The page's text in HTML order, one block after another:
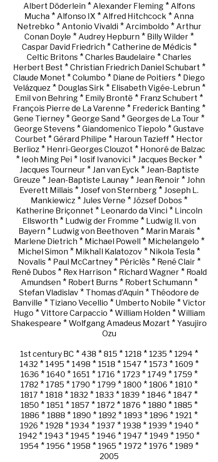
Albert Döderlein* Alexander Fleming* Alfons
Mucha * Alfonso IX * Alfred Hitchcock * Anna
Netrebko * Antonio Vivaldi* Arcimboldo * Arthur
Conan Doyle * Audrey Hepburn * Billy Wilder *
Caspar David Friedrich* Catherine de Médicis*
Celtic Britons * Charles Baudelaire * Charles
Herbert Best * Christian Friedrich Daniel Schubart *
Claude Monet * Columbo * Diane de Poitiers * Diego
Velázquez * Douglas Sirk * Elisabeth Vigée-Lebrun*
Emil von Behring * Emily Brontë * Franz Schubert *
François Pierre de La Varenne * Frederick Banting *
Gene Tierney * George Sand * Georges de La Tour *
George Stevens * Giandomenico Tiepolo * Gustave
Courbet * Gérard Philipe * Haroun Tazieff * Hector
Berlioz * Henri-Georges Clouzot * Honoré de Balzac
* Ieoh Ming Pei * Iosif Ivanovici * Jacques Becker *
Jacques Tourneur* Jan van Eyck * Jean-Baptiste
Greuze * Jean-Baptiste Launay* Jean Renoir* John
Everett Millais * Josef von Sternberg * Joseph L.
Mankiewicz * Jules Verne * József Dobos *
Katherine Briçonnet * Leonardo da Vinci* Lincoln
Ellsworth* Ludwig der Fromme * Ludwig II. von
Bayern* Ludwig von Beethoven* Marin Marais*
Marlene Dietrich* Michael Powell* Michelangelo *
Michel Simon * Mikhaïl Kalatozov * Nikola Tesla *
Novalis* Paul McCartney* Périclès* René Clair*
René Dubos* Rex Harrison* Richard Wagner* Roald
Amundsen* Robert Burns* Robert Schumann*
Stefan Vladislav * Thomas d'Aquin * Théodore de
Banville * Tiziano Vecellio * Umberto Nobile * Victor
Hugo * Vittore Carpaccio * William Holden* William
Shakespeare * Wolfgang Amadeus Mozart * Yasujiro
Ozu
1st century BC * 438 * 815 * 1218 * 1235 * 1294 *
1432 * 1495 * 1498 * 1518 * 1547 * 1573 * 1609 *
1636 * 1640 * 1651 * 1716 * 1723 * 1749 * 1759 *
1782 * 1785 * 1790 * 1799 * 1800 * 1806 * 1810 *
1817 * 1818 * 1832 * 1833 * 1839 * 1846 * 1847 *
1850 * 1851 * 1857 * 1872 * 1876 * 1880 * 1885 *
1886 * 1888 * 1890 * 1892 * 1893 * 1896 * 1921 *
1926 * 1928 * 1934 * 1937 * 1938 * 1939 * 1940 *
1942 * 1943 * 1945 * 1946 * 1947 * 1949 * 1950 *
1954 * 1956 * 1958 * 1965 * 1972 * 1976 * 1989 *
2005